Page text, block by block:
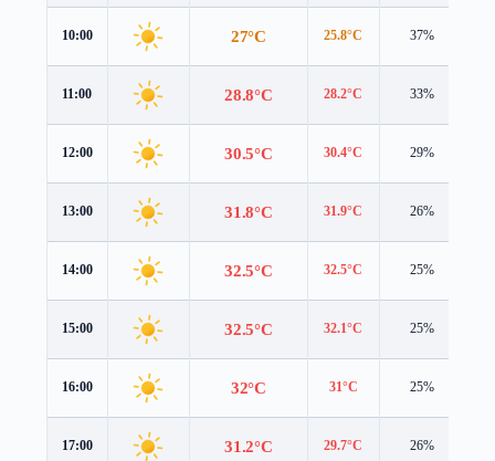
10:00 27°C 25.8°C 37%
11:00 28.8°C 28.2°C 33%
12:00 30.5°C 30.4°C 29%
13:00 31.8°C 31.9°C 26%
14:00 32.5°C 32.5°C 25%
15:00 32.5°C 32.1°C 25%
16:00 32°C 31°C 25%
17:00 31.2°C 29.7°C 26%